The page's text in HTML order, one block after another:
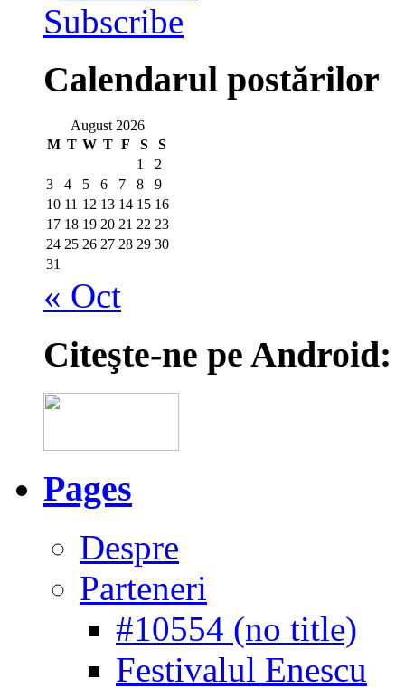
Subscribe
Calendarul postărilor
August 2026
M T W T F S
S
1
2
3
4 5 6 7 8
9
10 11 12 13 14 15 16
17 18 19 20 21 22 23
24 25 26 27 28 29 30
31
« Oct
Citeşte-ne pe Android:
Pages
Despre
Parteneri
#10554 (no title)
Festivalul Enescu